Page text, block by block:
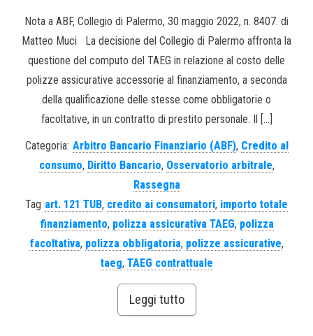
Nota a ABF, Collegio di Palermo, 30 maggio 2022, n. 8407. di
Matteo Muci La decisione del Collegio di Palermo affronta la
questione del computo del TAEG in relazione al costo delle
polizze assicurative accessorie al finanziamento, a seconda
della qualificazione delle stesse come obbligatorie o
facoltative, in un contratto di prestito personale. Il […]
Categoria: Arbitro Bancario Finanziario (ABF), Credito al
consumo, Diritto Bancario, Osservatorio arbitrale,
Rassegna
Tag art. 121 TUB, credito ai consumatori, importo totale
finanziamento, polizza assicurativa TAEG, polizza
facoltativa, polizza obbligatoria, polizze assicurative,
taeg, TAEG contrattuale
Leggi tutto